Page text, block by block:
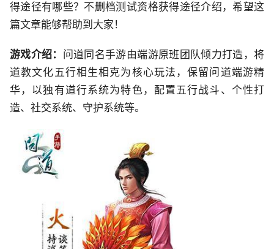
得途径有哪些？不删档测试资格获得途径介绍，希望这
篇文章能够帮助到大家！
游戏介绍： 问道同名手游由端游原班团队倾力打造，将
道教文化五行相生相克为核心玩法，保留问道端游精
华，以独有道行系统为特色，配置五行战斗、个性打
造、社交系统、守护系统等。